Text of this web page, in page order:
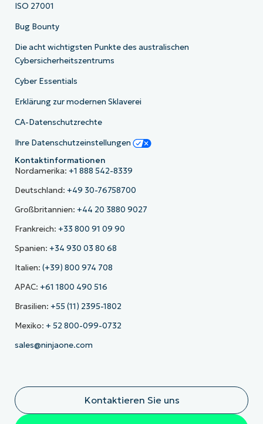
ISO 27001
Bug Bounty
Die acht wichtigsten Punkte des australischen
Cybersicherheitszentrums
Cyber Essentials
Erklärung zur modernen Sklaverei
CA-Datenschutzrechte
Ihre Datenschutzeinstellungen
Kontaktinformationen
Nordamerika: +1 888 542-8339
Deutschland: +49 30-76758700
Großbritannien: +44 20 3880 9027
Frankreich: +33 800 91 09 90
Spanien: +34 930 03 80 68
Italien: (+39) 800 974 708
APAC: +61 1800 490 516
Brasilien: +55 (11) 2395-1802
Mexiko: + 52 800-099-0732
sales@ninjaone.com
Kontaktieren Sie uns